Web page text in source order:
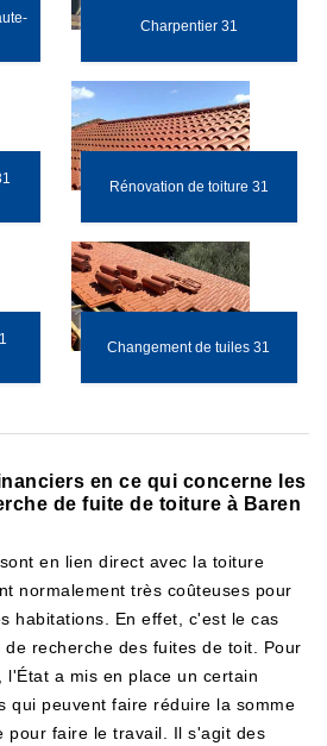
Charpentier 31
Rénovation de toiture 31
Changement de tuiles 31
en ce qui concerne les
de fuite de toiture à Baren
en lien direct avec la toiture
normalement très coûteuses pour
habitations. En effet, c'est le cas
recherche des fuites de toit. Pour
l'État a mis en place un certain
qui peuvent faire réduire la somme
pour faire le travail. Il s'agit des